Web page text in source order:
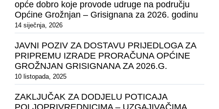
opće dobro koje provode udruge na području
Općine Grožnjan – Grisignana za 2026. godinu
14 siječnja, 2026
JAVNI POZIV ZA DOSTAVU PRIJEDLOGA ZA
PRIPREMU IZRADE PRORAČUNA OPĆINE
GROŽNJAN GRISIGNANA ZA 2026.G.
10 listopada, 2025
ZAKLJUČAK ZA DODJELU POTICAJA
POLJOPRIVREDNICIMA – UZGAJIVAČIMA